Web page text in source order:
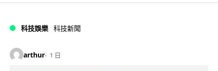
科技娛樂 科技新聞
arthur 1 日